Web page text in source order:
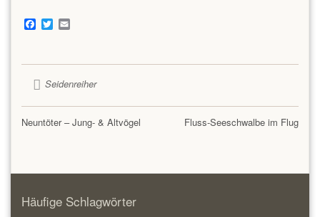
Facebook
TwitterEmail
Seidenreiher
Fluss-Seeschwalbe im Flug
Neuntöter – Jung- & Altvögel
Häufige Schlagwörter